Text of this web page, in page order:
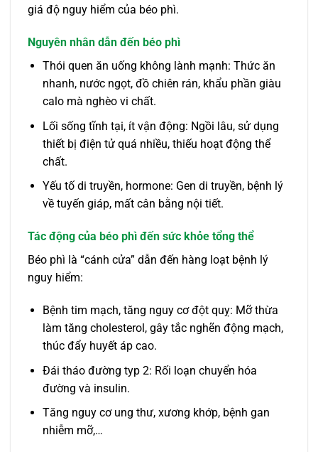
giá độ nguy hiểm của béo phì.
Nguyên nhân dẫn đến béo phì
Thói quen ăn uống không lành mạnh: Thức ăn
nhanh, nước ngọt, đồ chiên rán, khẩu phần giàu
calo mà nghèo vi chất.
Lối sống tĩnh tại, ít vận động: Ngồi lâu, sử dụng
thiết bị điện tử quá nhiều, thiếu hoạt động thể
chất.
Yếu tố di truyền, hormone: Gen di truyền, bệnh lý
về tuyến giáp, mất cân bằng nội tiết.
Tác động của béo phì đến sức khỏe tổng thể
Béo phì là “cánh cửa” dẫn đến hàng loạt bệnh lý
nguy hiểm:
Bệnh tim mạch, tăng nguy cơ đột quỵ: Mỡ thừa
làm tăng cholesterol, gây tắc nghẽn động mạch,
thúc đẩy huyết áp cao.
Đái tháo đường typ 2: Rối loạn chuyển hóa
đường và insulin.
Tăng nguy cơ ung thư, xương khớp, bệnh gan
nhiễm mỡ,…